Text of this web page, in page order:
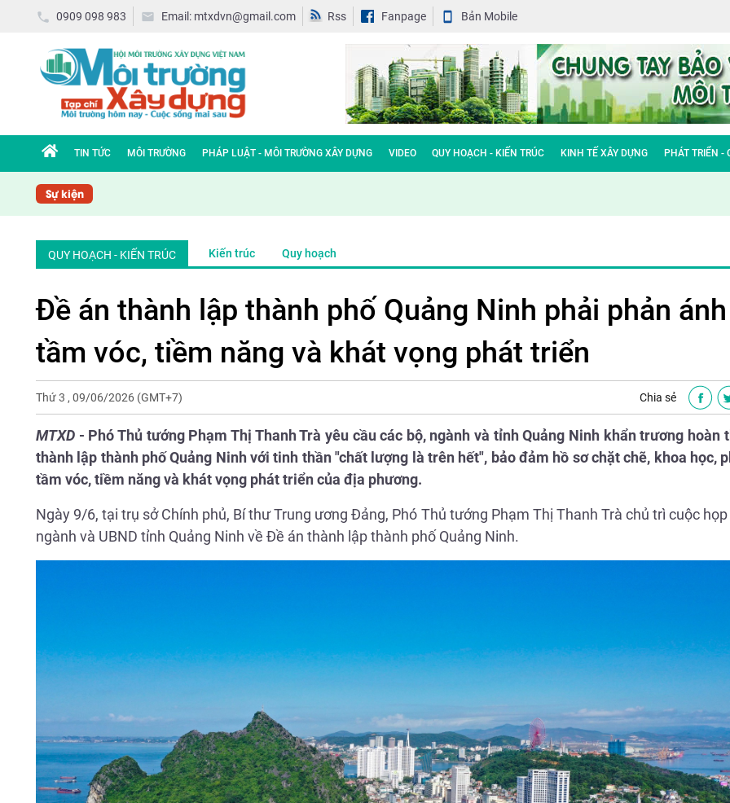
0909 098 983 Email: mtxdvn@gmail.com Rss Fanpage Bản Mobile
TIN TỨC MÔI TRƯỜNG PHÁP LUẬT - MÔI TRƯỜNG XÂY DỰNG VIDEO QUY HOẠCH - KIẾN TRÚC KINH TẾ XÂY DỰNG PHÁT TRIỂN -
Sự kiện
QUY HOẠCH - KIẾN TRÚC Kiến trúc Quy hoạch
Đề án thành lập thành phố Quảng Ninh phải phản
tầm vóc, tiềm năng và khát vọng phát triển
Thứ 3 , 09/06/2026 (GMT+7) Chia sẻ
MTXD - Phó Thủ tướng Phạm Thị Thanh Trà yêu cầu các bộ, ngành và tỉnh Quảng Ninh khẩn trương hoàn
thành lập thành phố Quảng Ninh với tinh thần "chất lượng là trên hết", bảo đảm hồ sơ chặt chẽ, khoa học,
tầm vóc, tiềm năng và khát vọng phát triển của địa phương.
Ngày 9/6, tại trụ sở Chính phủ, Bí thư Trung ương Đảng, Phó Thủ tướng Phạm Thị Thanh Trà chủ trì cuộc họp
ngành và UBND tỉnh Quảng Ninh về Đề án thành lập thành phố Quảng Ninh.